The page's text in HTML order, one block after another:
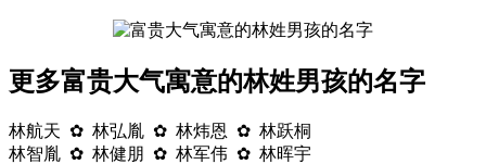
更多富贵大气寓意的林姓男孩的名字
林航天 ✿ 林弘胤 ✿ 林炜恩 ✿ 林跃桐
林智胤 ✿ 林健朋 ✿ 林军伟 ✿ 林晖宇